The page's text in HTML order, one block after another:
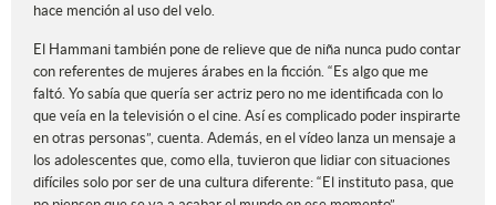
hace mención al uso del velo.
El Hammani también pone de relieve que de niña nunca pudo contar
con referentes de mujeres árabes en la ficción. “Es algo que me
faltó. Yo sabía que quería ser actriz pero no me identificada con lo
que veía en la televisión o el cine. Así es complicado poder inspirarte
en otras personas”, cuenta. Además, en el vídeo lanza un mensaje a
los adolescentes que, como ella, tuvieron que lidiar con situaciones
difíciles solo por ser de una cultura diferente: “El instituto pasa, que